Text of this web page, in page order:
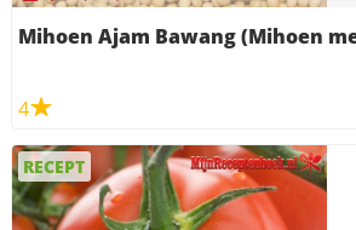
Mihoen Ajam Bawang (Mihoen
4
RECEPT